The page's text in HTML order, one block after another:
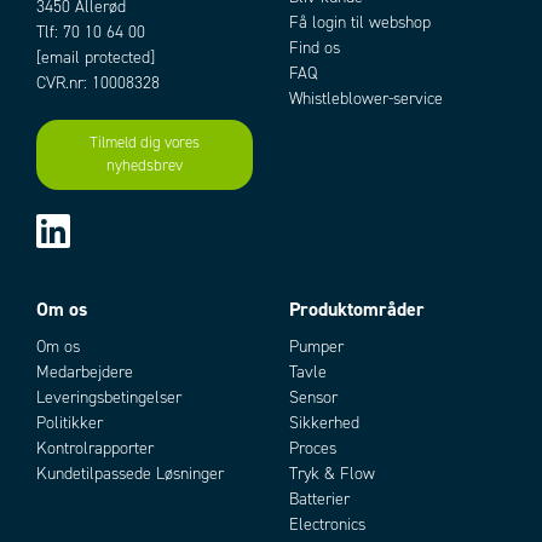
Rated voltage AC 800 V
Rated voltage DC 800 V
Tilslutninger Botten
11760 g
Add to existing cart row
3450 Allerød
Tlf: 70 10 64 00
[email protected]
CVR.nr: 10008328
Tilmeld dig vores
nyhedsbrev
Få login til webshop
Find os
FAQ
Whistleblower-service
Om os
Om os
Medarbejdere
Leveringsbetingelser
Politikker
Kontrolrapporter
Kundetilpassede Løsninger
Produktområder
Pumper
Tavle
Sensor
Sikkerhed
Proces
Tryk & Flow
Batterier
Electronics